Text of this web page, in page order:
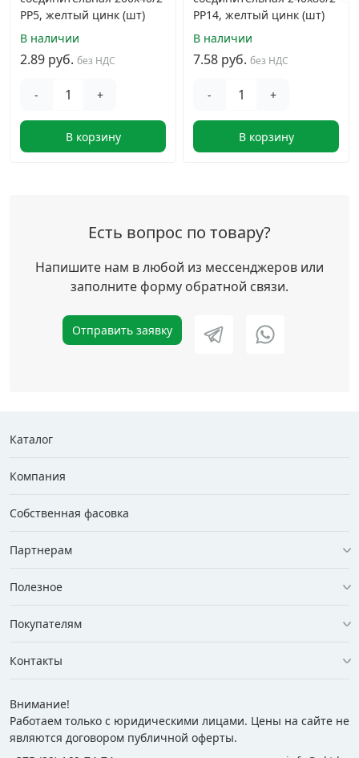
PP5, желтый цинк (шт)
В наличии
2.89 руб. без НДС
- +
В корзину
PP14, желтый цинк (шт)
В наличии
7.58 руб. без НДС
- +
В корзину
Есть вопрос по товару?
Напишите нам в любой из мессенджеров или
заполните форму обратной связи.
Отправить заявку
Каталог
Компания
Собственная фасовка
Партнерам
Полезное
Покупателям
Контакты
Внимание!
Работаем только с юридическими лицами. Цены на сайте не
являются договором публичной оферты.